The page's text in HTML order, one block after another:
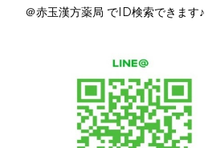
＠赤玉漢方薬局 でID検索できます♪